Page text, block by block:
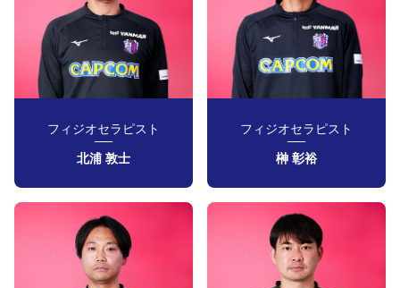
フィジオセラピスト
北浦 敦士
フィジオセラピスト
榊 彰裕